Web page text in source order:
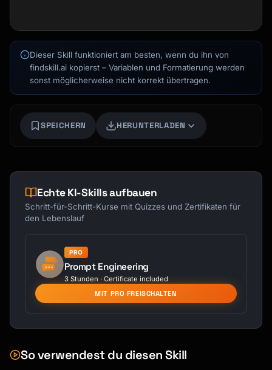
Dieser Skill funktioniert am besten, wenn du ihn von
findskill.ai kopierst – Variablen und Formatierung werden
sonst möglicherweise nicht korrekt übertragen.
SPEICHERN HERUNTERLADEN
Echte KI-Skills aufbauen
Schritt-für-Schritt-Kurse mit Quizzes und Zertifikaten für
den Lebenslauf
PRO
Prompt Engineering
3 Stunden · Certificate included
MIT PRO FREISCHALTEN
So verwendest du diesen Skill
Kai
Kursfinder · für dich da